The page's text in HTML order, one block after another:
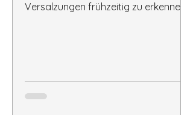
Versalzungen frühzeitig zu erkennen.